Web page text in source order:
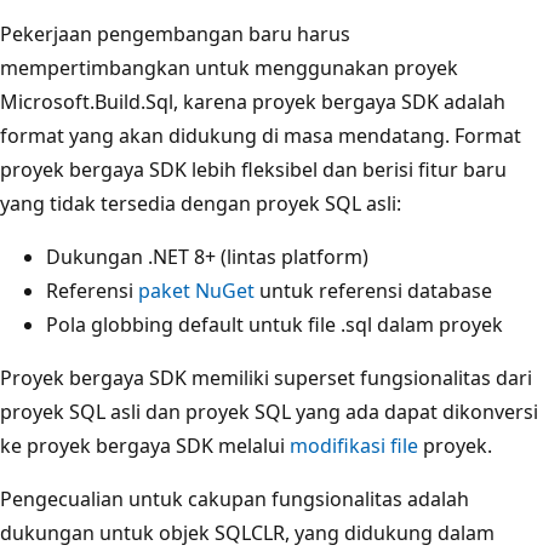
Pekerjaan pengembangan baru harus
mempertimbangkan untuk menggunakan proyek
Microsoft.Build.Sql, karena proyek bergaya SDK adalah
format yang akan didukung di masa mendatang. Format
proyek bergaya SDK lebih fleksibel dan berisi fitur baru
yang tidak tersedia dengan proyek SQL asli:
Dukungan .NET 8+ (lintas platform)
Referensi paket NuGet untuk referensi database
Pola globbing default untuk file .sql dalam proyek
Proyek bergaya SDK memiliki superset fungsionalitas dari
proyek SQL asli dan proyek SQL yang ada dapat dikonversi
ke proyek bergaya SDK melalui modifikasi file proyek.
Pengecualian untuk cakupan fungsionalitas adalah
dukungan untuk objek SQLCLR, yang didukung dalam